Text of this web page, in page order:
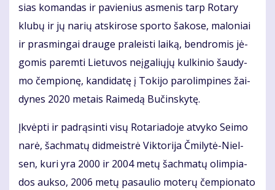
sias ko­man­das ir pa­vie­nius as­me­nis tarp Ro­ta­ry
klu­bų ir jų na­rių at­ski­ro­se spor­to ša­ko­se, ma­lo­niai
ir pra­smin­gai drau­ge pra­leis­ti lai­ką, ben­dro­mis jė­
go­mis pa­rem­ti Lie­tu­vos ne­įga­lių­jų kul­ki­nio šau­dy­
mo čem­pio­nę, kan­di­da­tę į To­ki­jo pa­ro­lim­pi­nes žai­
dy­nes 2020 me­tais Rai­me­dą Bu­čins­ky­tę.
Įkvėp­ti ir pa­drą­sin­ti vi­sų Ro­ta­ria­do­je at­vy­ko Sei­mo
na­rė, šach­ma­tų did­meist­rė Vik­to­ri­ja Čmi­ly­tė-Niel­
sen, ku­ri yra 2000 ir 2004 me­tų šach­ma­tų olim­pia­
dos auk­so, 2006 me­tų pa­sau­lio mo­te­rų čem­pio­na­to